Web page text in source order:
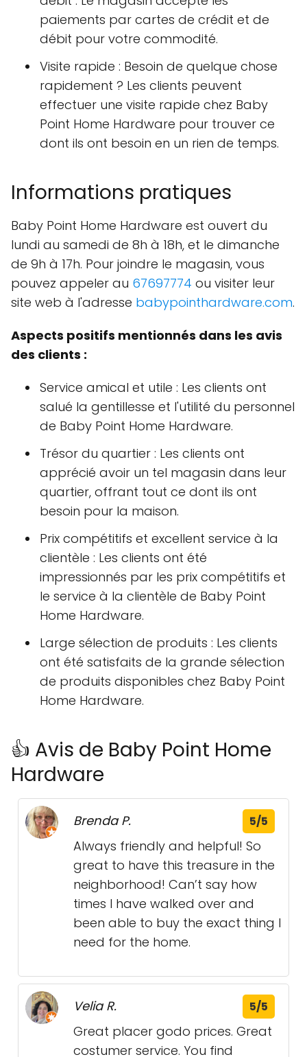
paiements par cartes de crédit et de
débit pour votre commodité.
Visite rapide : Besoin de quelque chose
rapidement ? Les clients peuvent
effectuer une visite rapide chez Baby
Point Home Hardware pour trouver ce
dont ils ont besoin en un rien de temps.
Informations pratiques
Baby Point Home Hardware est ouvert du
lundi au samedi de 8h à 18h, et le dimanche
de 9h à 17h. Pour joindre le magasin, vous
pouvez appeler au 67697774 ou visiter leur
site web à l'adresse babypointhardware.com.
Aspects positifs mentionnés dans les avis
des clients :
Service amical et utile : Les clients ont
salué la gentillesse et l'utilité du personnel
de Baby Point Home Hardware.
Trésor du quartier : Les clients ont
apprécié avoir un tel magasin dans leur
quartier, offrant tout ce dont ils ont
besoin pour la maison.
Prix compétitifs et excellent service à la
clientèle : Les clients ont été
impressionnés par les prix compétitifs et
le service à la clientèle de Baby Point
Home Hardware.
Large sélection de produits : Les clients
ont été satisfaits de la grande sélection
de produits disponibles chez Baby Point
Home Hardware.
👍 Avis de Baby Point Home
Hardware
Brenda P. 5/5
Always friendly and helpful! So
great to have this treasure in the
neighborhood! Can’t say how
times I have walked over and
been able to buy the exact thing I
need for the home.
Velia R. 5/5
Great placer godo prices. Great
costumer service. You find